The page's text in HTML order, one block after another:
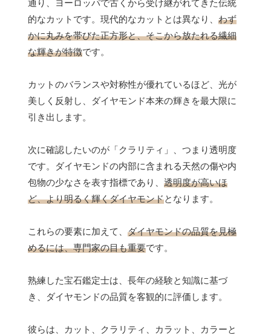
通り、ヨーロッパで古くから受け継がれてきた伝統
的なカットです。現代的なカットとは異なり、 わず
かに丸みを帯びた正方形と、そこから放たれる繊細
な輝きが特徴です。
カットのバランスや対称性が優れているほど、光が
美しく反射し、ダイヤモンド本来の輝きを最大限に
引き出します。
次に確認したいのが「クラリティ」、つまり透明度
です。ダイヤモンドの内部に含まれる天然の傷や内
包物の少なさを表す指標であり、 透明度が高いほ
ど、より明るく輝くダイヤモンドとなります。
これらの要素に加えて、 ダイヤモンドの品質を見極
めるには、専門家の目も重要です。
熟練した宝石鑑定士は、長年の経験と知識に基づ
き、ダイヤモンドの品質を客観的に評価します。
彼らは、カット、クラリティ、カラット、カラーと